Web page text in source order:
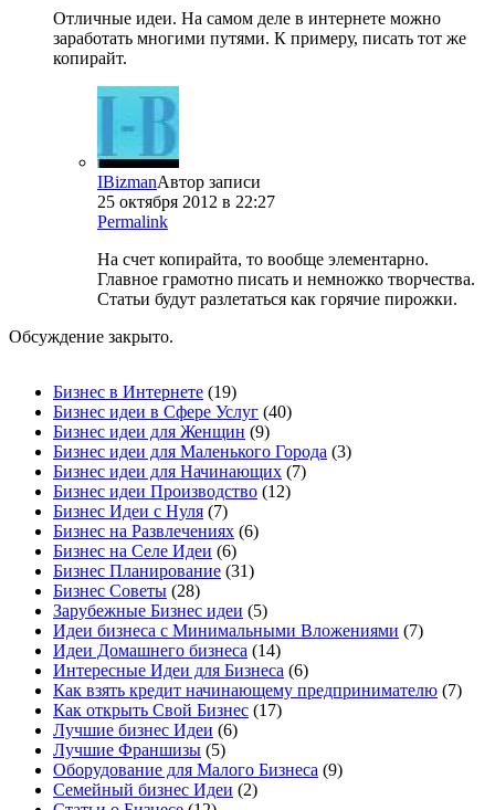
Отличные идеи. На самом деле в интернете можно
заработать многими путями. К примеру, писать тот же
копирайт.
IBizmanАвтор записи
25 октября 2012 в 22:27
Permalink
На счет копирайта, то вообще элементарно.
Главное грамотно писать и немножко творчества.
Статьи будут разлетаться как горячие пирожки.
Обсуждение закрыто.
Бизнес в Интернете (19)
Бизнес идеи в Сфере Услуг (40)
Бизнес идеи для Женщин (9)
Бизнес идеи для Маленького Города (3)
Бизнес идеи для Начинающих (7)
Бизнес идеи Производство (12)
Бизнес Идеи с Нуля (7)
Бизнес на Развлечениях (6)
Бизнес на Селе Идеи (6)
Бизнес Планирование (31)
Бизнес Советы (28)
Зарубежные Бизнес идеи (5)
Идеи бизнеса с Минимальными Вложениями (7)
Идеи Домашнего бизнеса (14)
Интересные Идеи для Бизнеса (6)
Как взять кредит начинающему предпринимателю (7)
Как открыть Свой Бизнес (17)
Лучшие бизнес Идеи (6)
Лучшие Франшизы (5)
Оборудование для Малого Бизнеса (9)
Семейный бизнес Идеи (2)